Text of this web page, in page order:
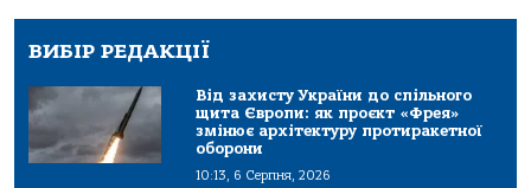
ВИБІР РЕДАКЦІЇ
Від захисту України до спільного
щита Європи: як проєкт «Фрея»
змінює архітектуру протиракетної
оборони
10:13, 6 Серпня, 2026